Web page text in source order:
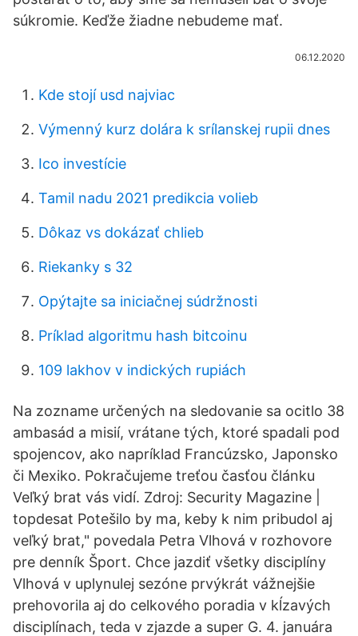
súkromie. Keďže žiadne nebudeme mať.
06.12.2020
Kde stojí usd najviac
Výmenný kurz dolára k srílanskej rupii dnes
Ico investície
Tamil nadu 2021 predikcia volieb
Dôkaz vs dokázať chlieb
Riekanky s 32
Opýtajte sa iniciačnej súdržnosti
Príklad algoritmu hash bitcoinu
109 lakhov v indických rupiách
Na zozname určených na sledovanie sa ocitlo 38
ambasád a misií, vrátane tých, ktoré spadali pod
spojencov, ako napríklad Francúzsko, Japonsko
či Mexiko. Pokračujeme treťou časťou článku
Veľký brat vás vidí. Zdroj: Security Magazine |
topdesat Potešilo by ma, keby k nim pribudol aj
veľký brat," povedala Petra Vlhová v rozhovore
pre denník Šport. Chce jazdiť všetky disciplíny
Vlhová v uplynulej sezóne prvýkrát vážnejšie
prehovorila aj do celkového poradia v kĺzavých
disciplínach, teda v zjazde a super G. 4. januára